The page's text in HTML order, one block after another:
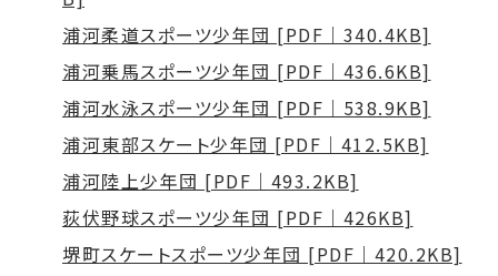
浦河柔道スポーツ少年団 [PDF｜340.4KB]
浦河乗馬スポーツ少年団 [PDF｜436.6KB]
浦河水泳スポーツ少年団 [PDF｜538.9KB]
浦河東部スケート少年団 [PDF｜412.5KB]
浦河陸上少年団 [PDF｜493.2KB]
荻伏野球スポーツ少年団 [PDF｜426KB]
堺町スケートスポーツ少年団 [PDF｜420.2KB]